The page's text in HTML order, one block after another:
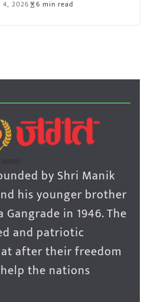
4, 2026 6 min read
by Shri Manik
his younger brother
in 1946. The
and patriotic
after their freedom
the nations